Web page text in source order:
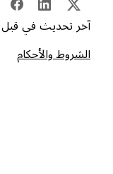
تحديث في قبل ٥٦ سنة
والأحكام